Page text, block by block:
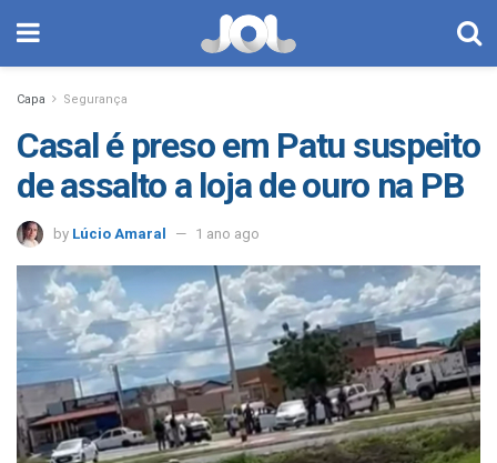
Capa Segurança
Casal é preso em Patu suspeito
de assalto a loja de ouro na PB
by Lúcio Amaral 1 ano ago